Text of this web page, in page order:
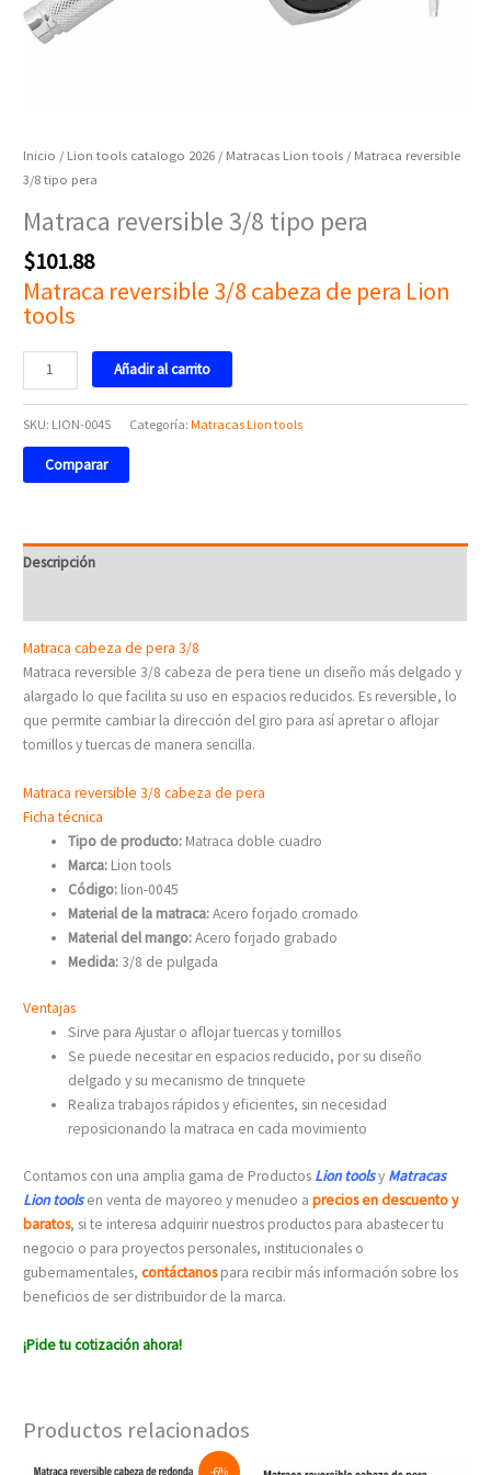
Inicio / Lion tools catalogo 2026 / Matracas Lion tools / Matraca reversible
3/8 tipo pera
Matraca reversible 3/8 tipo pera
$101.88
Matraca reversible 3/8 cabeza de pera Lion
tools
Añadir al carrito
SKU: LION-0045 Categoría:Matracas Lion tools
Comparar
Descripción
Matraca cabeza de pera 3/8
Matraca reversible 3/8 cabeza de pera tiene un diseño más delgado y
alargado lo que facilita su uso en espacios reducidos. Es reversible, lo
que permite cambiar la dirección del giro para así apretar o aflojar
tornillos y tuercas de manera sencilla.
Matraca reversible 3/8 cabeza de pera
Ficha técnica
Tipo de producto: Matraca doble cuadro
Marca: Lion tools
Código: lion-0045
Material de la matraca:Acero forjado cromado
Material del mango:Acero forjado grabado
Medida:3/8 de pulgada
Ventajas
Sirve para Ajustar o aflojar tuercas y tornillos
Se puede necesitar en espacios reducido, por su diseño
delgado y su mecanismo de trinquete
Realiza trabajos rápidos y eficientes, sin necesidad
reposicionando la matraca en cada movimiento
Contamos con una amplia gama de Productos Lion toolsy Matracas
Lion tools en venta de mayoreo y menudeo aprecios en descuento y
baratos, si te interesa adquirir nuestros productos para abastecer tu
negocio o para proyectos personales, institucionales o
gubernamentales, contáctanospara recibir más información sobre los
beneficios de ser distribuidor de la marca.
¡Pide tu cotización ahora!
Productos relacionados
OriginalCurrent